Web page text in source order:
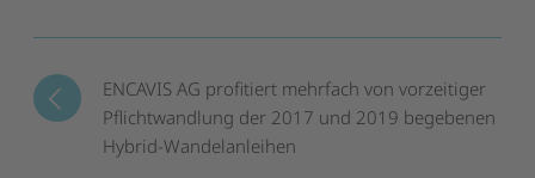
ENCAVIS AG profitiert mehrfach von vorzeitiger
Pflichtwandlung der 2017 und 2019 begebenen
Hybrid-Wandelanleihen